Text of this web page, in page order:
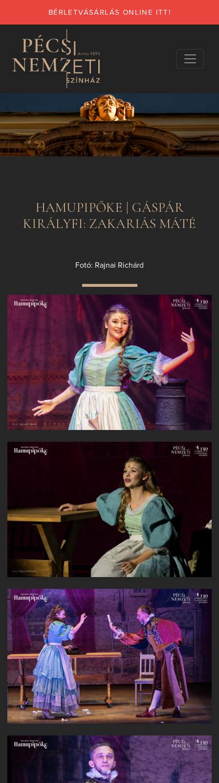
BÉRLETVÁSÁRLÁS ONLINE ITT!
HAMUPIPŐKE | GÁSPÁR
KIRÁLYFI: ZAKARIÁS MÁTÉ
Fotó: Rajnai Richárd